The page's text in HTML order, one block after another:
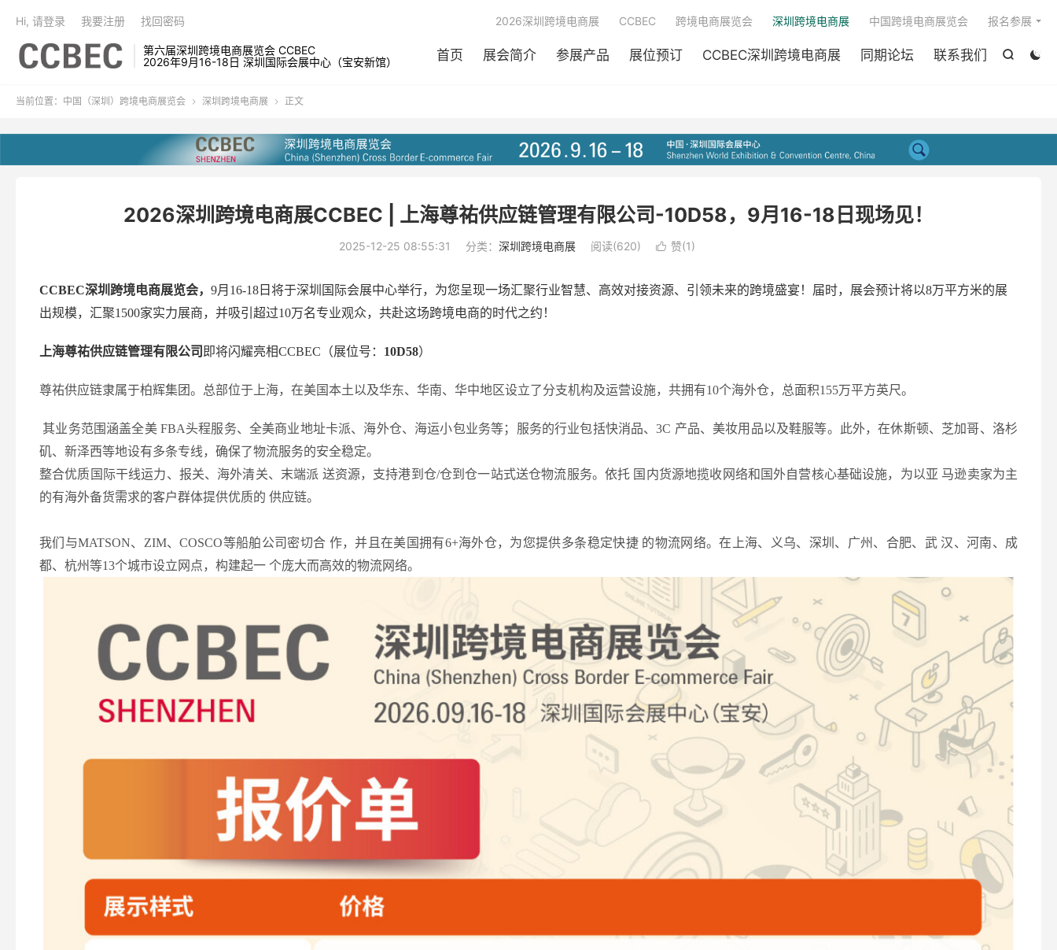
第六届深圳跨境电商展览会 CCBEC
2026年9月16-18日 深圳国际会展中心（宝安新馆）


首页 展会简介 参展产品 展位预订 CCBEC深圳跨境电商展 同期论坛 联系我们
2026深圳跨境电商展 CCBEC 跨境电商展览会 深圳跨境电商展 中国跨境电商展览会 报名参展
Hi, 请登录 我要注册 找回密码
当前位置： 中国（深圳）跨境电商展览会  深圳跨境电商展  正文
2026深圳跨境电商展CCBEC | 上海尊祐供应链管理有限公司-10D58，9月16-18日现场见！
2025-12-25 08:55:31 分类： 深圳跨境电商展 阅读(620)  赞(1)
CCBEC深圳跨境电商展览会， 9月16-18日将于深圳国际会展中心举行，为您呈现一场汇聚行业智慧、高效对接资源、引领未来的跨境盛宴！届时，展会预计将以8万平方米的展
出规模，汇聚1500家实力展商，并吸引超过10万名专业观众，共赴这场跨境电商的时代之约！
上海尊祐供应链管理有限公司 即将闪耀亮相CCBEC（展位号： 10D58）
尊祐供应链隶属于柏辉集团。总部位于上海，在美国本土以及华东、华南、华中地区设立了分支机构及运营设施，共拥有10个海外仓，总面积155万平方英尺。
其业务范围涵盖全美 FBA头程服务、全美商业地址卡派、海外仓、海运小包业务等；服务的行业包括快消品、3C 产品、美妆用品以及鞋服等。此外，在休斯顿、芝加哥、洛杉
矶、新泽西等地设有多条专线，确保了物流服务的安全稳定。
整合优质国际干线运力、报关、海外清关、末端派 送资源，支持港到仓/仓到仓一站式送仓物流服务。依托 国内货源地揽收网络和国外自营核心基础设施，为以亚 马逊卖家为主
的有海外备货需求的客户群体提供优质的 供应链。
我们与MATSON、ZIM、COSCO等船舶公司密切合 作，并且在美国拥有6+海外仓，为您提供多条稳定快捷 的物流网络。在上海、义乌、深圳、广州、合肥、武 汉、河南、成
都、杭州等13个城市设立网点，构建起一 个庞大而高效的物流网络。